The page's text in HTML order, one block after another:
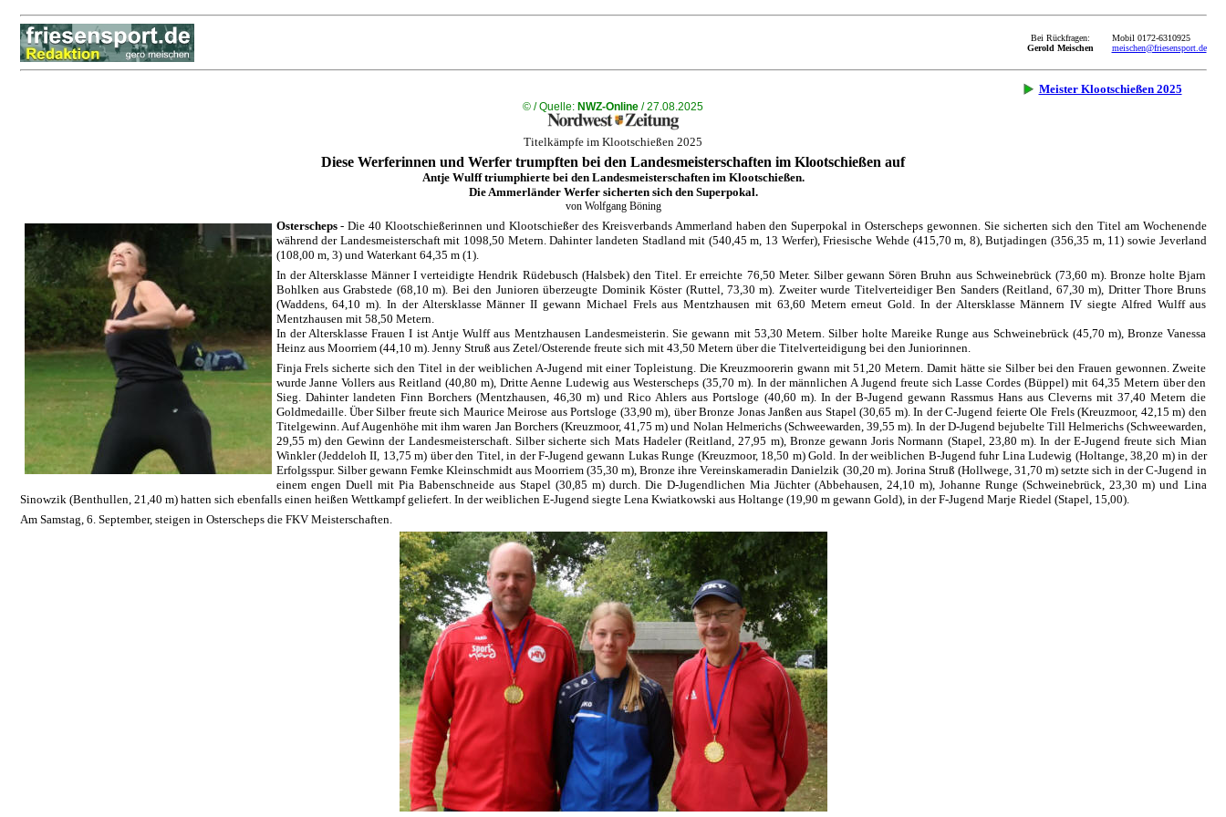
Bei Rückfragen:
Gerold Meischen
Mobil 0172-6310925
meischen@friesensport.de
Meister Klootschießen 2025
© / Quelle: NWZ-Online / 27.08.2025
Titelkämpfe im Klootschießen 2025
Diese Werferinnen und Werfer trumpften bei den Landesmeisterschaften im Klootschießen auf
Antje Wulff triumphierte bei den Landesmeisterschaften im Klootschießen.
Die Ammerländer Werfer sicherten sich den Superpokal.
von Wolfgang Böning
Osterscheps- Die 40 Klootschießerinnen und Klootschießer des Kreisverbands Ammerland haben den Superpokal in Osterscheps gewonnen. Sie sicherten sich den Titel am Wochenende
während der Landesmeisterschaft mit 1098,50 Metern. Dahinter landeten Stadland mit (540,45 m, 13 Werfer), Friesische Wehde (415,70 m, 8), Butjadingen (356,35 m, 11) sowie Jeverland
(108,00 m, 3) und Waterkant 64,35 m (1).
In der Altersklasse Männer I verteidigte Hendrik Rüdebusch (Halsbek) den Titel. Er erreichte 76,50 Meter. Silber gewann Sören Bruhn aus Schweinebrück (73,60 m). Bronze holte Bjarn
Bohlken aus Grabstede (68,10 m). Bei den Junioren überzeugte Dominik Köster (Ruttel, 73,30 m). Zweiter wurde Titelverteidiger Ben Sanders (Reitland, 67,30 m), Dritter Thore Bruns
(Waddens, 64,10 m). In der Altersklasse Männer II gewann Michael Frels aus Mentzhausen mit 63,60 Metern erneut Gold. In der Altersklasse Männern IV siegte Alfred Wulff aus
Mentzhausen mit 58,50 Metern.
In der Altersklasse Frauen I ist Antje Wulff aus Mentzhausen Landesmeisterin. Sie gewann mit 53,30 Metern. Silber holte Mareike Runge aus Schweinebrück (45,70 m), Bronze Vanessa
Heinz aus Moorriem (44,10 m). Jenny Struß aus Zetel/Osterende freute sich mit 43,50 Metern über die Titelverteidigung bei den Juniorinnen.
Finja Frels sicherte sich den Titel in der weiblichen A-Jugend mit einer Topleistung. Die Kreuzmoorerin gwann mit 51,20 Metern. Damit hätte sie Silber bei den Frauen gewonnen. Zweite
wurde Janne Vollers aus Reitland (40,80 m), Dritte Aenne Ludewig aus Westerscheps (35,70 m). In der männlichen A Jugend freute sich Lasse Cordes (Büppel) mit 64,35 Metern über den
Sieg. Dahinter landeten Finn Borchers (Mentzhausen, 46,30 m) und Rico Ahlers aus Portsloge (40,60 m). In der B-Jugend gewann Rassmus Hans aus Cleverns mit 37,40 Metern die
Goldmedaille. Über Silber freute sich Maurice Meirose aus Portsloge (33,90 m), über Bronze Jonas Janßen aus Stapel (30,65 m). In der C-Jugend feierte Ole Frels (Kreuzmoor, 42,15 m) den
Titelgewinn. Auf Augenhöhe mit ihm waren Jan Borchers (Kreuzmoor, 41,75 m) und Nolan Helmerichs (Schweewarden, 39,55 m). In der D-Jugend bejubelte Till Helmerichs (Schweewarden,
29,55 m) den Gewinn der Landesmeisterschaft. Silber sicherte sich Mats Hadeler (Reitland, 27,95 m), Bronze gewann Joris Normann (Stapel, 23,80 m). In der E-Jugend freute sich Mian
Winkler (Jeddeloh II, 13,75 m) über den Titel, in der F-Jugend gewann Lukas Runge (Kreuzmoor, 18,50 m) Gold. In der weiblichen B-Jugend fuhr Lina Ludewig (Holtange, 38,20 m) in der
Erfolgsspur. Silber gewann Femke Kleinschmidt aus Moorriem (35,30 m), Bronze ihre Vereinskameradin Danielzik (30,20 m). Jorina Struß (Hollwege, 31,70 m) setzte sich in der C-Jugend in
einem engen Duell mit Pia Babenschneide aus Stapel (30,85 m) durch. Die D-Jugendlichen Mia Jüchter (Abbehausen, 24,10 m), Johanne Runge (Schweinebrück, 23,30 m) und Lina
Sinowzik (Benthullen, 21,40 m) hatten sich ebenfalls einen heißen Wettkampf geliefert. In der weiblichen E-Jugend siegte Lena Kwiatkowski aus Holtange (19,90 m gewann Gold), in der F-Jugend Marje Riedel (Stapel, 15,00).
Am Samstag, 6. September, steigen in Osterscheps die FKV Meisterschaften.